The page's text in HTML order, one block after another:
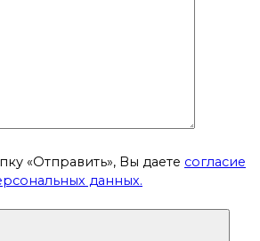
«Отправить», Вы даете согласие
данных.